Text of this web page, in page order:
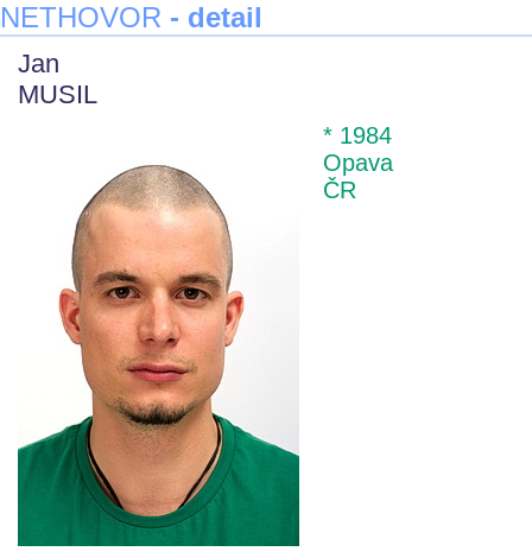
NETHOVOR - detail
Jan
MUSIL
* 1984
Opava
ČR